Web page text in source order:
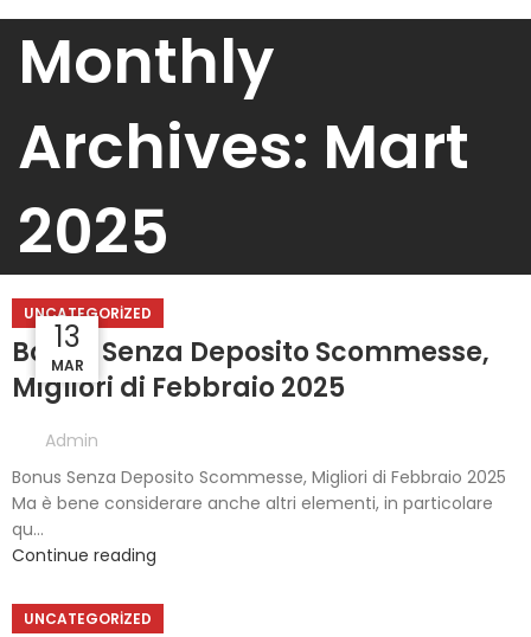
Monthly
Archives: Mart
2025
13
MAR
UNCATEGORIZED
Bonus Senza Deposito Scommesse,
Migliori di Febbraio 2025
Admin
Bonus Senza Deposito Scommesse, Migliori di Febbraio 2025
Ma è bene considerare anche altri elementi, in particolare
qu...
Continue reading
13
MAR
UNCATEGORIZED
13
MAR